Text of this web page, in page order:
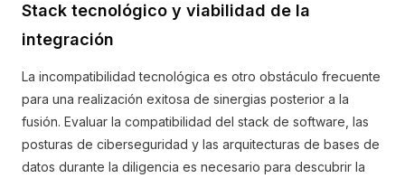
Stack tecnológico y viabilidad de la
integración
La incompatibilidad tecnológica es otro obstáculo frecuente
para una realización exitosa de sinergias posterior a la
fusión. Evaluar la compatibilidad del stack de software, las
posturas de ciberseguridad y las arquitecturas de bases de
datos durante la diligencia es necesario para descubrir la